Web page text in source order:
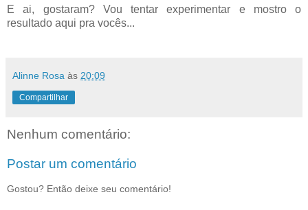
E ai, gostaram? Vou tentar experimentar e mostro o
resultado aqui pra vocês...
Alinne Rosa às 20:09
Compartilhar
Nenhum comentário:
Postar um comentário
Gostou? Então deixe seu comentário!